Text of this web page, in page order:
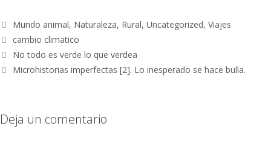
Mundo animal, Naturaleza, Rural,Uncategorized,Viajes
cambio climatico
No todo es verde lo que verdea
Microhistorias imperfectas [2]. Lo inesperado se hace bulla.
Deja un comentario